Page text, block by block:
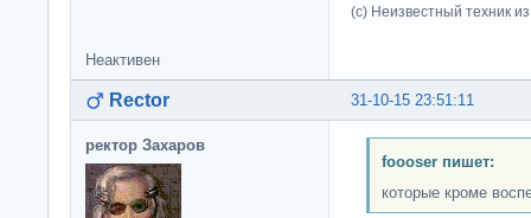
(c) Неизвестный техник
Неактивен
31-10-15 23:51:11
Rector
ректор Захаров
foooser пишет:
которые кроме